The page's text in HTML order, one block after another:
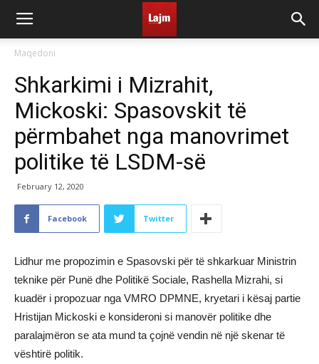
Maqedoni
Shkarkimi i Mizrahit,
Mickoski: Spasovskit të
përmbahet nga manovrimet
politike të LSDM-së
February 12, 2020
Facebook Twitter
Lidhur me propozimin e Spasovski për të shkarkuar Ministrin
teknike për Punë dhe Politikë Sociale, Rashella Mizrahi, si
kuadër i propozuar nga VMRO DPMNE, kryetari i kësaj partie
Hristijan Mickoski e konsideroni si manovër politike dhe
paralajmëron se ata mund ta çojnë vendin në një skenar të
vështirë politik.